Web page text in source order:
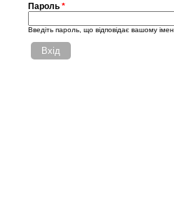
Пароль *
Введіть пароль, що відповідає вашому